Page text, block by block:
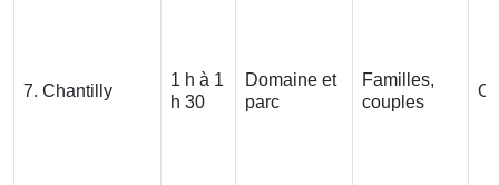
7. Chantilly
1 h à 1
h 30
Domaine et
parc
Familles,
couples